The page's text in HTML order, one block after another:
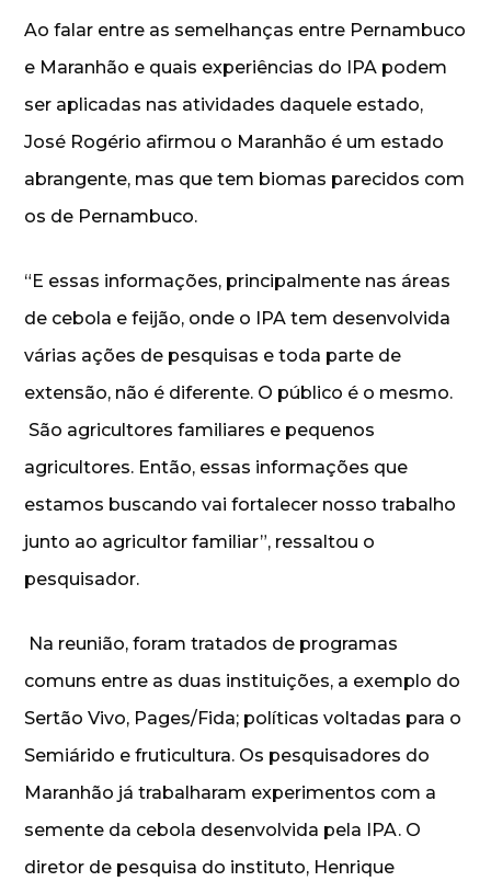
Ao falar entre as semelhanças entre Pernambuco
e Maranhão e quais experiências do IPA podem
ser aplicadas nas atividades daquele estado,
José Rogério afirmou o Maranhão é um estado
abrangente, mas que tem biomas parecidos com
os de Pernambuco.
“E essas informações, principalmente nas áreas
de cebola e feijão, onde o IPA tem desenvolvida
várias ações de pesquisas e toda parte de
extensão, não é diferente. O público é o mesmo.
São agricultores familiares e pequenos
agricultores. Então, essas informações que
estamos buscando vai fortalecer nosso trabalho
junto ao agricultor familiar”, ressaltou o
pesquisador.
Na reunião, foram tratados de programas
comuns entre as duas instituições, a exemplo do
Sertão Vivo, Pages/Fida; políticas voltadas para o
Semiárido e fruticultura. Os pesquisadores do
Maranhão já trabalharam experimentos com a
semente da cebola desenvolvida pela IPA. O
diretor de pesquisa do instituto, Henrique